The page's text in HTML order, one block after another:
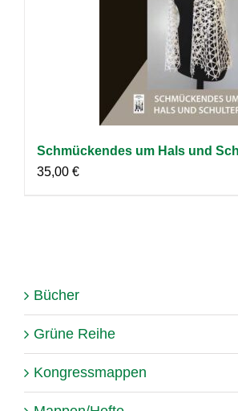
Schmückendes um Hals und
35,00 €
Bücher
Grüne Reihe
Kongressmappen